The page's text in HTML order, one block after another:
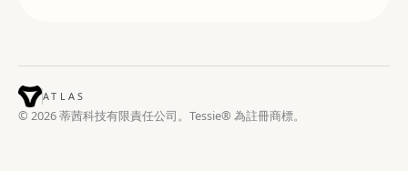
ATLAS
© 2026 蒂茜科技有限責任公司。Tessie® 為註冊商標。